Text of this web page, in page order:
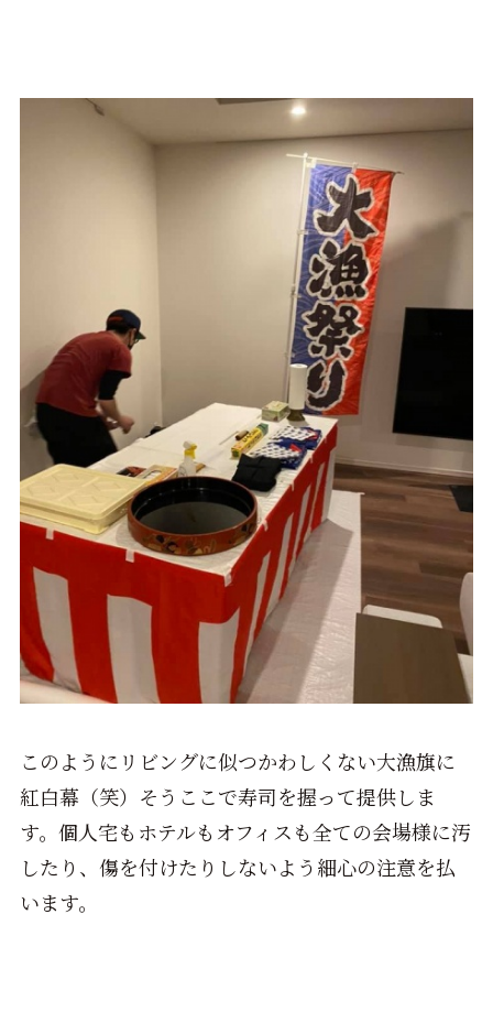
このようにリビングに似つかわしくない大漁旗に
紅白幕（笑）そうここで寿司を握って提供しま
す。個人宅もホテルもオフィスも全ての会場様に汚
したり、傷を付けたりしないよう細心の注意を払
います。